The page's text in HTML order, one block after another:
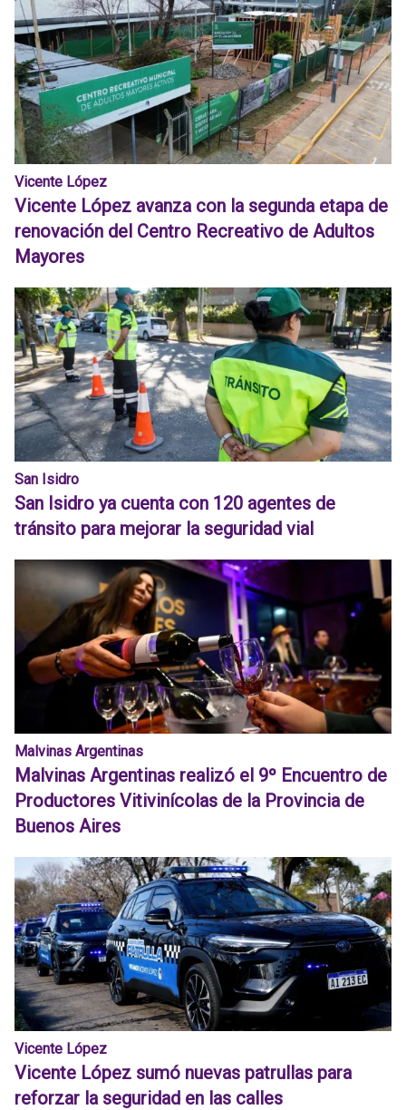
Vicente López
Vicente López avanza con la segunda etapa de
renovación del Centro Recreativo de Adultos
Mayores
San Isidro
San Isidro ya cuenta con 120 agentes de
tránsito para mejorar la seguridad vial
Malvinas Argentinas
Malvinas Argentinas realizó el 9º Encuentro de
Productores Vitivinícolas de la Provincia de
Buenos Aires
Vicente López
Vicente López sumó nuevas patrullas para
reforzar la seguridad en las calles